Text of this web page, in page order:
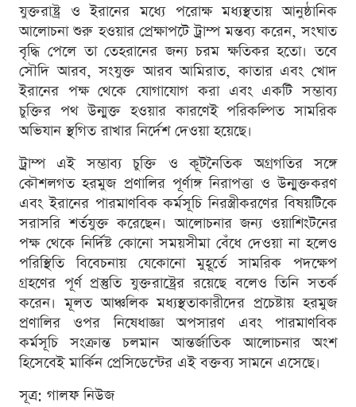
যুক্তরাষ্ট্র ও ইরানের মধ্যে পরোক্ষ মধ্যস্থতায় আনুষ্ঠানিক
আলোচনা শুরু হওয়ার প্রেক্ষাপটে ট্রাম্প মন্তব্য করেন, সংঘাত
বৃদ্ধি পেলে তা তেহরানের জন্য চরম ক্ষতিকর হতো। তবে
সৌদি আরব, সংযুক্ত আরব আমিরাত, কাতার এবং খোদ
ইরানের পক্ষ থেকে যোগাযোগ করা এবং একটি সম্ভাব্য
চুক্তির পথ উন্মুক্ত হওয়ার কারণেই পরিকল্পিত সামরিক
অভিযান স্থগিত রাখার নির্দেশ দেওয়া হয়েছে।
ট্রাম্প এই সম্ভাব্য চুক্তি ও কূটনৈতিক অগ্রগতির সঙ্গে
কৌশলগত হরমুজ প্রণালির পূর্ণাঙ্গ নিরাপত্তা ও উন্মুক্তকরণ
এবং ইরানের পারমাণবিক কর্মসূচি নিরস্ত্রীকরণের বিষয়টিকে
সরাসরি শর্তযুক্ত করেছেন। আলোচনার জন্য ওয়াশিংটনের
পক্ষ থেকে নির্দিষ্ট কোনো সময়সীমা বেঁধে দেওয়া না হলেও
পরিস্থিতি বিবেচনায় যেকোনো মুহূর্তে সামরিক পদক্ষেপ
গ্রহণের পূর্ণ প্রস্তুতি যুক্তরাষ্ট্রের রয়েছে বলেও তিনি সতর্ক
করেন। মূলত আঞ্চলিক মধ্যস্থতাকারীদের প্রচেষ্টায় হরমুজ
প্রণালির ওপর নিষেধাজ্ঞা অপসারণ এবং পারমাণবিক
কর্মসূচি সংক্রান্ত চলমান আন্তর্জাতিক আলোচনার অংশ
হিসেবেই মার্কিন প্রেসিডেন্টের এই বক্তব্য সামনে এসেছে।
সূত্র: গালফ নিউজ